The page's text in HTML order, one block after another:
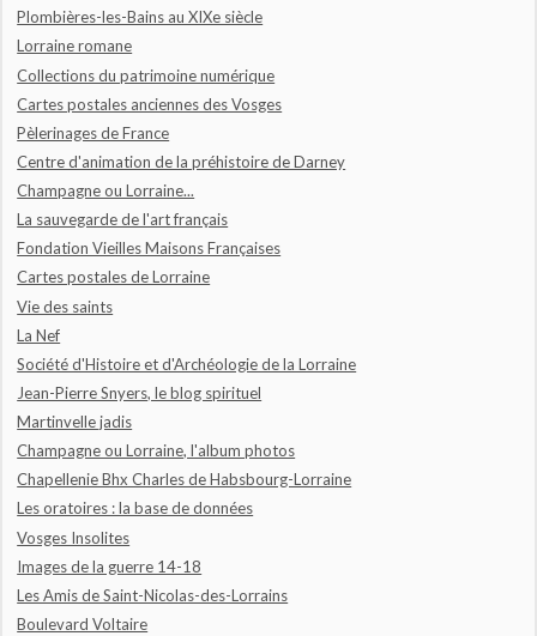
Plombières-les-Bains au XIXe siècle
Lorraine romane
Collections du patrimoine numérique
Cartes postales anciennes des Vosges
Pèlerinages de France
Centre d'animation de la préhistoire de Darney
Champagne ou Lorraine...
La sauvegarde de l'art français
Fondation Vieilles Maisons Françaises
Cartes postales de Lorraine
Vie des saints
La Nef
Société d'Histoire et d'Archéologie de la Lorraine
Jean-Pierre Snyers, le blog spirituel
Martinvelle jadis
Champagne ou Lorraine, l'album photos
Chapellenie Bhx Charles de Habsbourg-Lorraine
Les oratoires : la base de données
Vosges Insolites
Images de la guerre 14-18
Les Amis de Saint-Nicolas-des-Lorrains
Boulevard Voltaire